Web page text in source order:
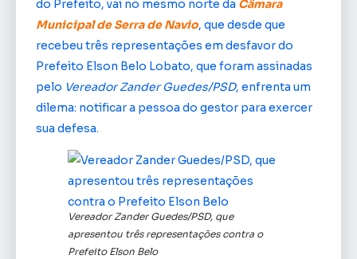
do Prefeito, vai no mesmo norte da Câmara
Municipal de Serra de Navio, que desde que
recebeu três representações em desfavor do
Prefeito Elson Belo Lobato, que foram assinadas
pelo Vereador Zander Guedes/PSD, enfrenta um
dilema: notificar a pessoa do gestor para exercer
sua defesa.
Vereador Zander Guedes/PSD, que
apresentou três representações contra o
Prefeito Elson Belo